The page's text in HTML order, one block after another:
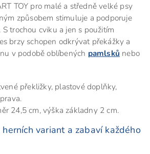
TOY pro malé a středně velké psy
způsobem stimuluje a podporuje
trochou cviku a jen s použitím
brzy schopen odkrývat překážky a
v podobě oblíbených pamlsků nebo
překližky, plastové doplňky,
24,5 cm, výška základny 2 cm.
variant a zabaví každého